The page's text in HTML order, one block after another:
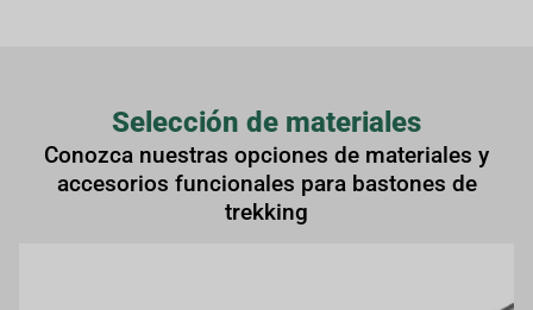
Selección de materiales
Conozca nuestras opciones de materiales y
accesorios funcionales para bastones de
trekking